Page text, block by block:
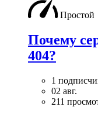
Простой
Почему
404?
1
02 авг.
211